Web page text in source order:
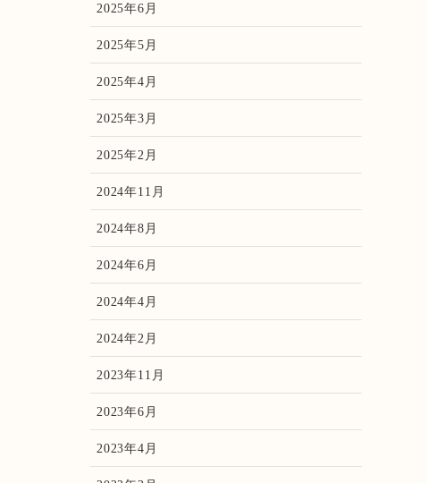
2025年6月
2025年5月
2025年4月
2025年3月
2025年2月
2024年11月
2024年8月
2024年6月
2024年4月
2024年2月
2023年11月
2023年6月
2023年4月